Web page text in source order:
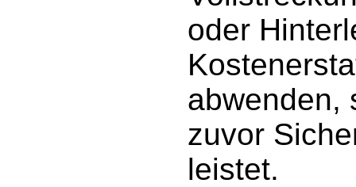
oder
abwenden,
zuvor
leistet.